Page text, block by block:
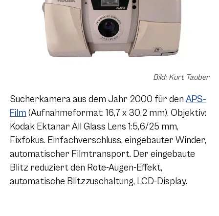
Bild: Kurt Tauber
Sucherkamera aus dem Jahr 2000 für den APS-
Film (Aufnahmeformat: 16,7 x 30,2 mm). Objektiv:
Kodak Ektanar All Glass Lens 1:5,6/25 mm,
Fixfokus. Einfachverschluss, eingebauter Winder,
automatischer Filmtransport. Der eingebaute
Blitz reduziert den Rote-Augen-Effekt,
automatische Blitzzuschaltung, LCD-Display.